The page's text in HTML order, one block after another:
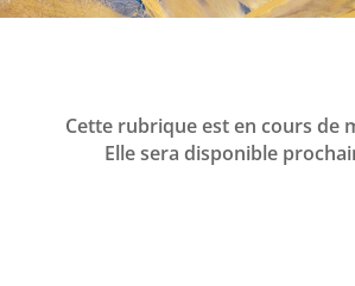
Cette rubrique est en cours de
Elle sera disponible